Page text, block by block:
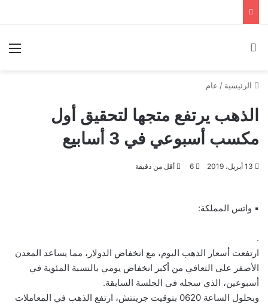
الرئيسية / عام
الذهب يرتفع متجها لتحقيق أول
مكسب أسبوعي في 3 أسابيع
13 أبريل، 2019 6 أقل من دقيقة
▪ واتس المملكة:
.
ارتفعت أسعار الذهب اليوم، مع انخفاض الدولار، مما يساعد المعدن
الأصفر على التعافي من أكبر انخفاض يومي بالنسبة المئوية في
أسبوعين، الذي سجله في الجلسة السابقة.
وبحلول الساعة 0620 بتوقيت جرينتش، ارتفع الذهب في المعاملات